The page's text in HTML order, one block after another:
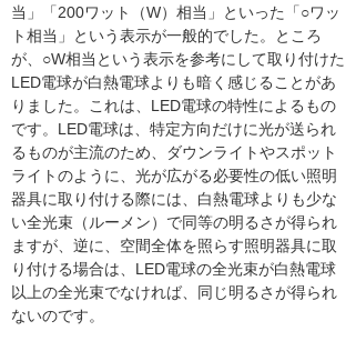
当」「200ワット（W）相当」といった「○ワッ
ト相当」という表示が一般的でした。ところ
が、○W相当という表示を参考にして取り付けた
LED電球が白熱電球よりも暗く感じることがあ
りました。これは、LED電球の特性によるもの
です。LED電球は、特定方向だけに光が送られ
るものが主流のため、ダウンライトやスポット
ライトのように、光が広がる必要性の低い照明
器具に取り付ける際には、白熱電球よりも少な
い全光束（ルーメン）で同等の明るさが得られ
ますが、逆に、空間全体を照らす照明器具に取
り付ける場合は、LED電球の全光束が白熱電球
以上の全光束でなければ、同じ明るさが得られ
ないのです。